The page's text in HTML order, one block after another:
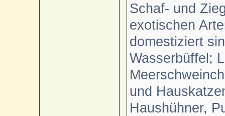
Schaf- und
exotischen
domestiziert
Wasserbüffel;
und
Haushühner,